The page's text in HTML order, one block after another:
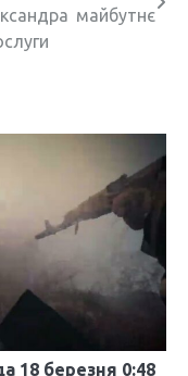
майбутнє
18 березня 0:48